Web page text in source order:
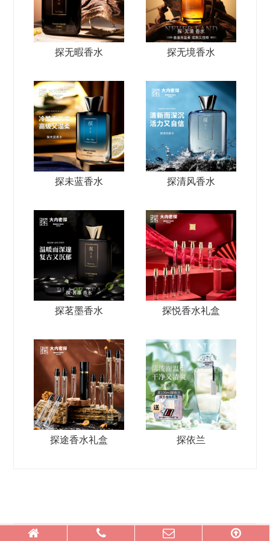
探无暇香水 探无境香水
探未蓝香水 探清风香水
探茗墨香水 探悦香水礼盒
探途香水礼盒 探依兰
© 2026 广州探意品牌咨询管理有限公司 All Rights Reserved. 腾云建站仅向商